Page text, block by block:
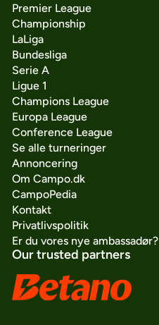
Premier League
Championship
LaLiga
Bundesliga
Serie A
Ligue 1
Champions League
Europa League
Conference League
Se alle turneringer
Annoncering
Om Campo.dk
CampoPedia
Kontakt
Privatlivspolitik
Er du vores nye ambassadør?
Our trusted partners